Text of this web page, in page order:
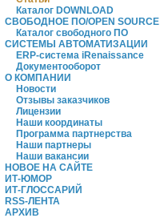
Каталог DOWNLOAD
СВОБОДНОЕ ПО/OPEN SOURCE
Каталог свободного ПО
СИСТЕМЫ АВТОМАТИЗАЦИИ
ERP-система iRenaissance
Документооборот
О КОМПАНИИ
Новости
Отзывы заказчиков
Лицензии
Наши координаты
Программа партнерства
Наши партнеры
Наши вакансии
НОВОЕ НА САЙТЕ
ИТ-ЮМОР
ИТ-ГЛОССАРИЙ
RSS-ЛЕНТА
АРХИВ